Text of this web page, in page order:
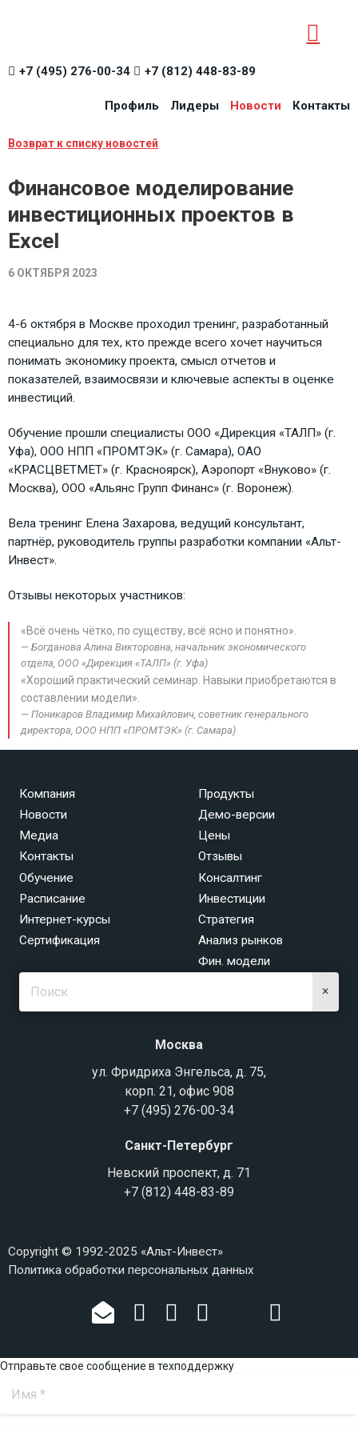
+7 (495) 276-00-34 +7 (812) 448-83-89
Профиль Лидеры Новости Контакты
Возврат к списку новостей
Финансовое моделирование
инвестиционных проектов в
Excel
6 ОКТЯБРЯ 2023
4-6 октября в Москве проходил тренинг, разработанный
специально для тех, кто прежде всего хочет научиться
понимать экономику проекта, смысл отчетов и
показателей, взаимосвязи и ключевые аспекты в оценке
инвестиций.
Обучение прошли специалисты ООО «Дирекция «ТАЛП» (г.
Уфа), ООО НПП «ПРОМТЭК» (г. Самара), ОАО
«КРАСЦВЕТМЕТ» (г. Красноярск), Аэропорт «Внуково» (г.
Москва), ООО «Альянс Групп Финанс» (г. Воронеж).
Вела тренинг Елена Захарова, ведущий консультант,
партнёр, руководитель группы разработки компании «Альт-
Инвест».
Отзывы некоторых участников:
«Всё очень чётко, по существу, всё ясно и понятно».
Богданова Алина Викторовна, начальник экономического
отдела, ООО «Дирекция «ТАЛП» (г. Уфа)
«Хороший практический семинар. Навыки приобретаются в
составлении модели».
Поникаров Владимир Михайлович, советник генерального
директора, ООО НПП «ПРОМТЭК» (г. Самара)
Компания
Новости
Медиа
Контакты
Продукты
Демо-версии
Цены
Отзывы
Обучение
Расписание
Интернет-курсы
Сертификация
Консалтинг
Инвестиции
Стратегия
Анализ рынков
Фин. модели
×
Москва
ул. Фридриха Энгельса, д. 75,
корп. 21, офис 908
+7 (495) 276-00-34
Санкт-Петербург
Невский проспект, д. 71
+7 (812) 448-83-89
Copyright © 1992-2025 «Альт-Инвест»
Политика обработки персональных данных
Отправьте свое сообщение в техподдержку